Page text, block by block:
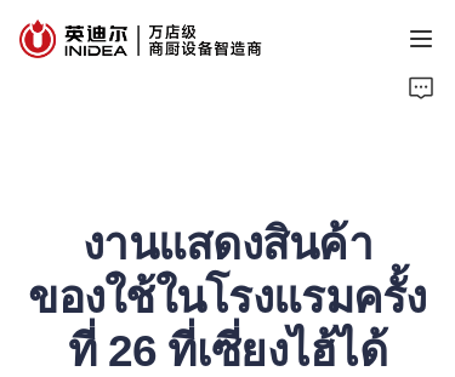
งานแสดงสินค้า
ของใช้ในโรงแรมครั้ง
ที่ 26 ที่เซี่ยงไฮ้ได้
บริการ
กรณีศึกษา
ข้อมูล